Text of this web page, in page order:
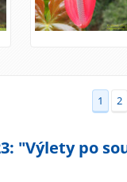
1 2
"Výlety po